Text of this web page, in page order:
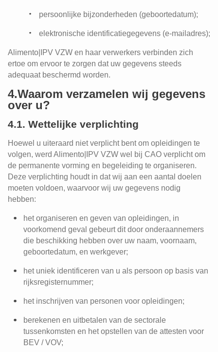
persoonlijke bijzonderheden (geboortedatum);
elektronische identificatiegegevens (e-mailadres);
Alimento|IPV VZW en haar verwerkers verbinden zich
ertoe om ervoor te zorgen dat uw gegevens steeds
adequaat beschermd worden.
4.Waarom verzamelen wij gegevens
over u?
4.1. Wettelijke verplichting
Hoewel u uiteraard niet verplicht bent om opleidingen te
volgen, werd Alimento|IPV VZW wel bij CAO verplicht om
de permanente vorming en begeleiding te organiseren.
Deze verplichting houdt in dat wij aan een aantal doelen
moeten voldoen, waarvoor wij uw gegevens nodig
hebben:
het organiseren en geven van opleidingen, in
voorkomend geval gebeurt dit door onderaannemers
die beschikking hebben over uw naam, voornaam,
geboortedatum, en werkgever;
het uniek identificeren van u als persoon op basis van
rijksregisternummer;
het inschrijven van personen voor opleidingen;
berekenen en uitbetalen van de sectorale
tussenkomsten en het opstellen van de attesten voor
BEV / VOV;